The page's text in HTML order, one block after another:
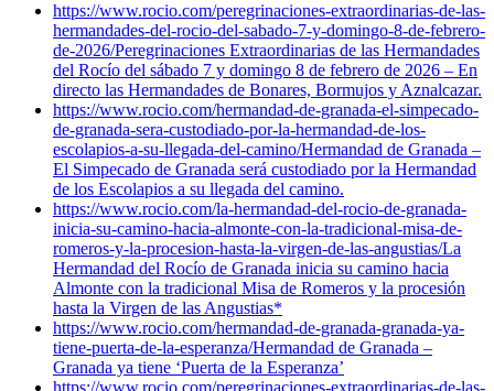
https://www.rocio.com/peregrinaciones-extraordinarias-de-las-
hermandades-del-rocio-del-sabado-7-y-domingo-8-de-febrero-
de-2026/Peregrinaciones Extraordinarias de las Hermandades
del Rocío del sábado 7 y domingo 8 de febrero de 2026 – En
directo las Hermandades de Bonares, Bormujos y Aznalcazar.
https://www.rocio.com/hermandad-de-granada-el-simpecado-
de-granada-sera-custodiado-por-la-hermandad-de-los-
escolapios-a-su-llegada-del-camino/Hermandad de Granada –
El Simpecado de Granada será custodiado por la Hermandad
de los Escolapios a su llegada del camino.
https://www.rocio.com/la-hermandad-del-rocio-de-granada-
inicia-su-camino-hacia-almonte-con-la-tradicional-misa-de-
romeros-y-la-procesion-hasta-la-virgen-de-las-angustias/La
Hermandad del Rocío de Granada inicia su camino hacia
Almonte con la tradicional Misa de Romeros y la procesión
hasta la Virgen de las Angustias*
https://www.rocio.com/hermandad-de-granada-granada-ya-
tiene-puerta-de-la-esperanza/Hermandad de Granada –
Granada ya tiene ‘Puerta de la Esperanza’